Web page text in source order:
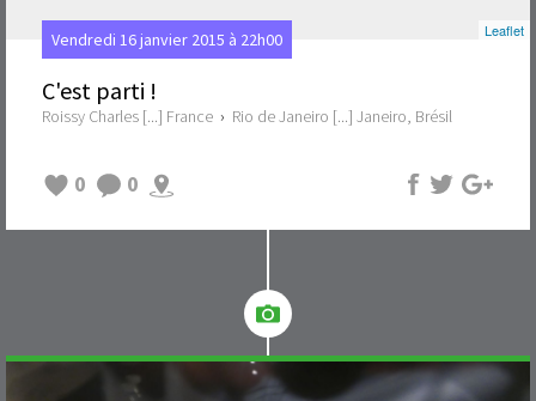
Leaflet
Vendredi 16 janvier 2015 à 22h00
C'est parti !
Roissy Charles [...] France › Rio de Janeiro [...] Janeiro, Brésil
0 0